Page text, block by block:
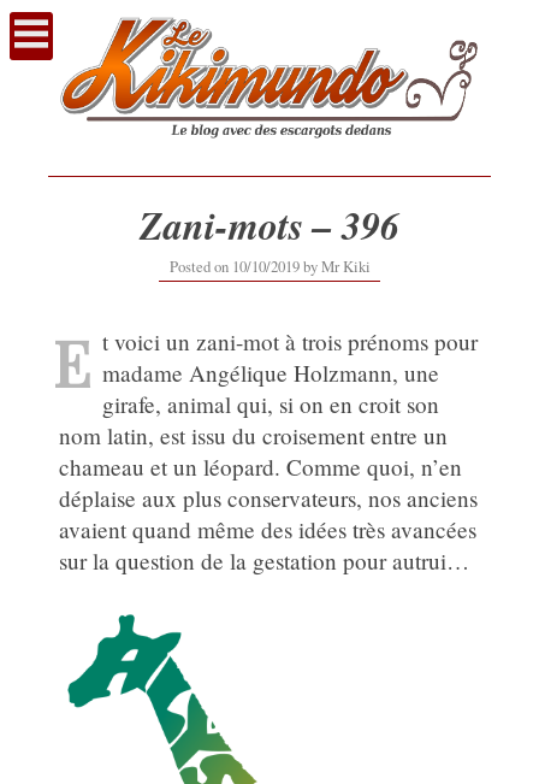
Voir
contenu
Zani-mots – 396
Posted on 10/10/201910/10/2019
byMr Kiki
E t voici un zani-mot à trois prénoms pour
madame Angélique Holzmann, une
girafe, animal qui, si on en croit son
nom latin, est issu du croisement entre un
chameau et un léopard. Comme quoi, n’en
déplaise aux plus conservateurs, nos anciens
avaient quand même des idées très avancées
sur la question de la gestation pour autrui…